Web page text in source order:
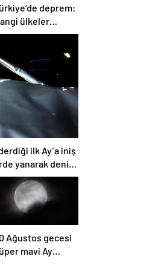
deprem:
ülkeler
ediyor?
ilk Ay’a iniş
yanarak denize
Ağustos gecesi
mavi Ay